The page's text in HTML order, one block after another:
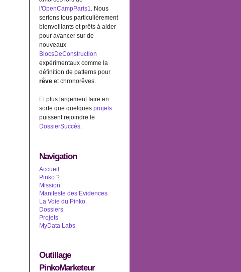
l'OpenCampParis1. Nous
serions tous particulièrement
bienveillants et prêts à aider
pour avancer sur de
nouveaux
BlocsDeConstruction
expérimentaux comme la
définition de patterns pour
rêve et chronorêves.
Et plus largement faire en
sorte que quelques projets
puissent rejoindre le
DossierSuccès.
Navigation
Accueil
Pinko ?
Mission
Manifeste des Evidences
La Voie du Pinko
Dossiers
Projets
MyData Labs
Outillage
PinkoMarketeur